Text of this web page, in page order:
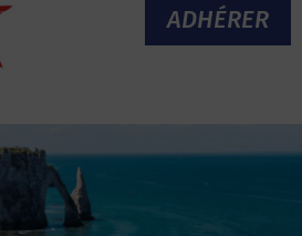
ADHÉRER